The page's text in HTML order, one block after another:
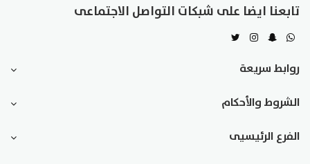
تابعنا ايضا على شبكات التواصل الاجتماعى
روابط سريعة
الشروط والأحكام
الفرع الرئيسيى